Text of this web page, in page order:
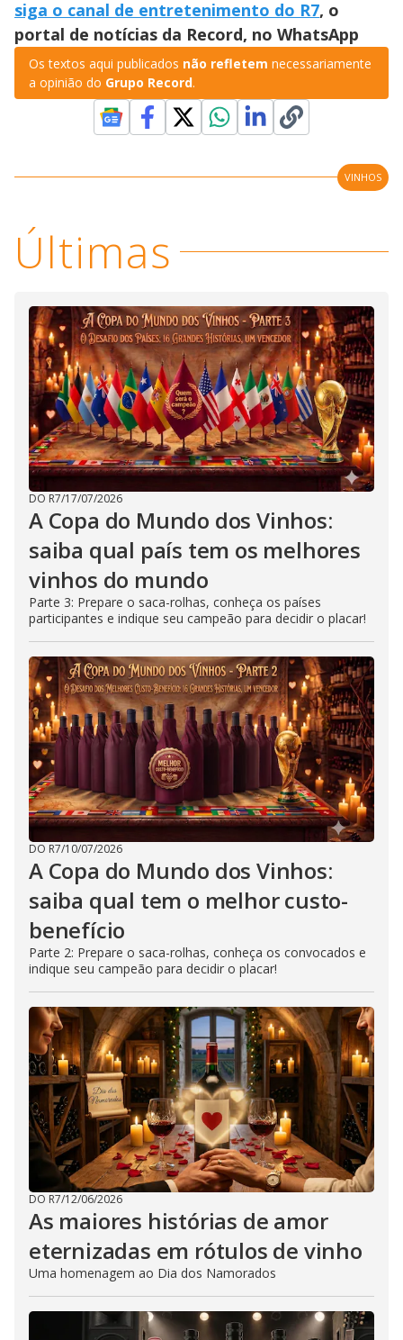
siga o canal de entretenimento do R7, o
portal de notícias da Record, no WhatsApp
Os textos aqui publicados não refletem necessariamente
a opinião do Grupo Record.
VINHOS
Últimas
DO R7/17/07/2026
A Copa do Mundo dos Vinhos:
saiba qual país tem os melhores
vinhos do mundo
Parte 3: Prepare o saca-rolhas, conheça os países
participantes e indique seu campeão para decidir o placar!
DO R7/10/07/2026
A Copa do Mundo dos Vinhos:
saiba qual tem o melhor custo-
benefício
Parte 2: Prepare o saca-rolhas, conheça os convocados e
indique seu campeão para decidir o placar!
DO R7/12/06/2026
As maiores histórias de amor
eternizadas em rótulos de vinho
Uma homenagem ao Dia dos Namorados